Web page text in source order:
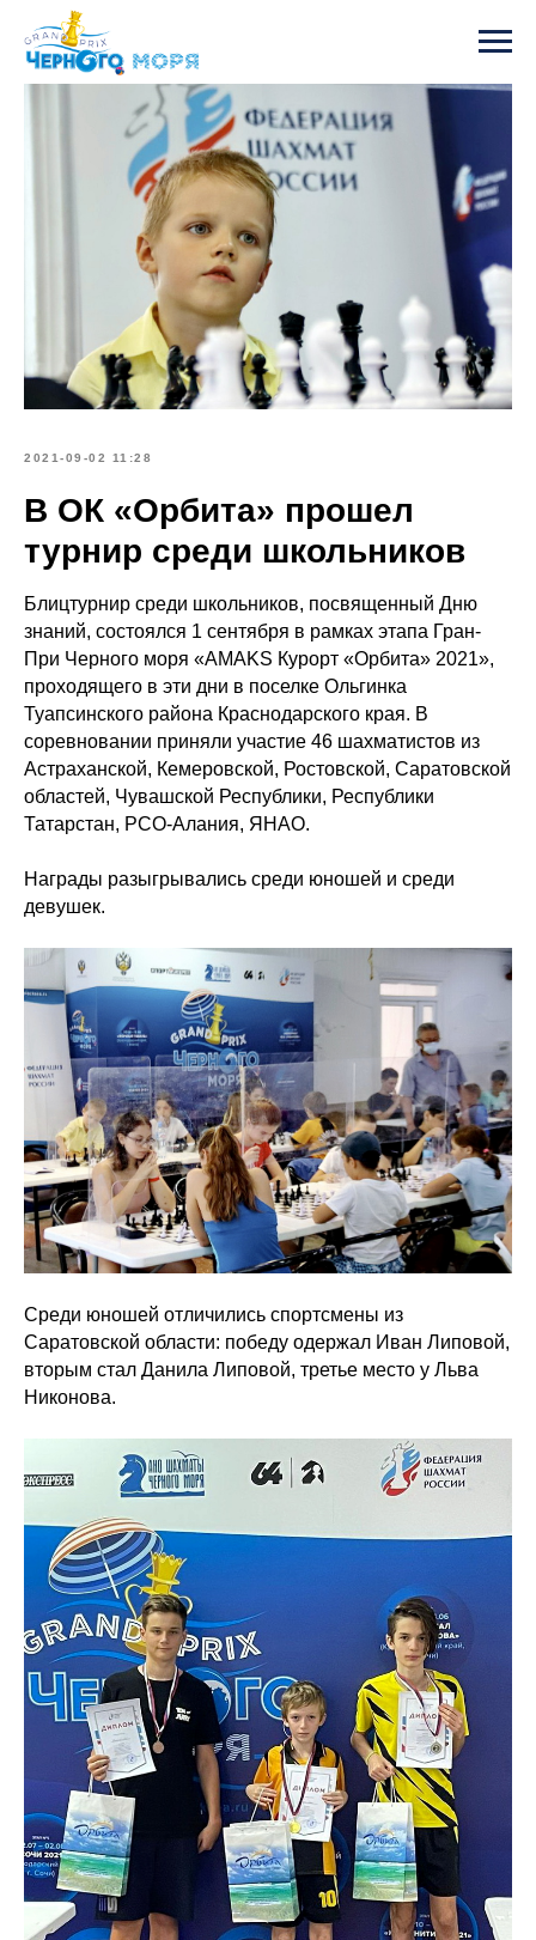
2021-09-02 11:28
В ОК «Орбита» прошел
турнир среди школьников
Блицтурнир среди школьников, посвященный Дню
знаний, состоялся 1 сентября в рамках этапа Гран-
При Черного моря «AMAKS Курорт «Орбита» 2021»,
проходящего в эти дни в поселке Ольгинка
Туапсинского района Краснодарского края. В
соревновании приняли участие 46 шахматистов из
Астраханской, Кемеровской, Ростовской, Саратовской
областей, Чувашской Республики, Республики
Татарстан, РСО-Алания, ЯНАО.
Награды разыгрывались среди юношей и среди
девушек.
Среди юношей отличились спортсмены из
Саратовской области: победу одержал Иван Липовой,
вторым стал Данила Липовой, третье место у Льва
Никонова.